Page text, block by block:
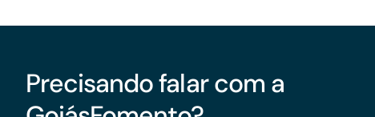
Precisando falar com a